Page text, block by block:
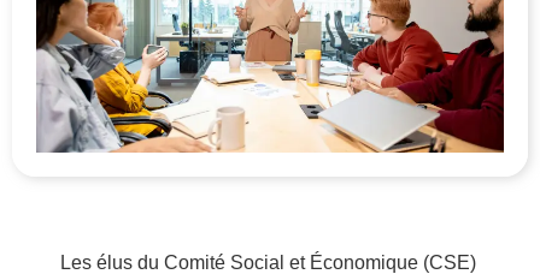
Les élus du Comité Social et Économique (CSE)